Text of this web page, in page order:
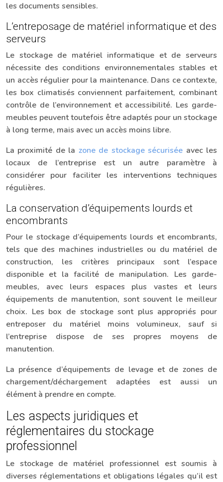
les documents sensibles.
L’entreposage de matériel informatique et des
serveurs
Le stockage de matériel informatique et de serveurs
nécessite des conditions environnementales stables et
un accès régulier pour la maintenance. Dans ce contexte,
les box climatisés conviennent parfaitement, combinant
contrôle de l’environnement et accessibilité. Les garde-
meubles peuvent toutefois être adaptés pour un stockage
à long terme, mais avec un accès moins libre.
La proximité de la zone de stockage sécurisée avec les
locaux de l’entreprise est un autre paramètre à
considérer pour faciliter les interventions techniques
régulières.
La conservation d’équipements lourds et
encombrants
Pour le stockage d’équipements lourds et encombrants,
tels que des machines industrielles ou du matériel de
construction, les critères principaux sont l’espace
disponible et la facilité de manipulation. Les garde-
meubles, avec leurs espaces plus vastes et leurs
équipements de manutention, sont souvent le meilleur
choix. Les box de stockage sont plus appropriés pour
entreposer du matériel moins volumineux, sauf si
l’entreprise dispose de ses propres moyens de
manutention.
La présence d’équipements de levage et de zones de
chargement/déchargement adaptées est aussi un
élément à prendre en compte.
Les aspects juridiques et
réglementaires du stockage
professionnel
Le stockage de matériel professionnel est soumis à
diverses réglementations et obligations légales qu’il est